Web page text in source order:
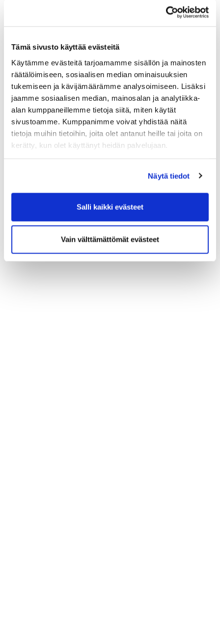
Tämä sivusto käyttää evästeitä
Käytämme evästeitä tarjoamamme sisällön ja mainosten
räätälöimiseen, sosiaalisen median ominaisuuksien
tukemiseen ja kävijämäärämme analysoimiseen. Lisäksi
jaamme sosiaalisen median, mainosalan ja analytiikka-
alan kumppaneillemme tietoja siitä, miten käytät
sivustoamme. Kumppanimme voivat yhdistää näitä
tietoja muihin tietoihin, joita olet antanut heille tai joita on
kerätty, kun olet käyttänyt heidän palvelujaan.
Näytä tiedot
Salli kaikki evästeet
Vain välttämättömät evästeet
lomautukset edellyttävät uusia YT-neuvotteluita.
Tämä voi olla tarpeen, koska poikkeusolojen
vaikutuksesta ei vielä tiedetä riittävästi.
Asiantuntija:
Osakas, asianajaja
Samuel Kääriäinen
, Dottir
Asianajotoimisto Oy
OHJELMALataa tästä (PDF)
JÄSENETUHINTA 290,00 € (+alv 24 %, 69,60 €)
muille390,00 € (+alv 24 %, 93,60 €)